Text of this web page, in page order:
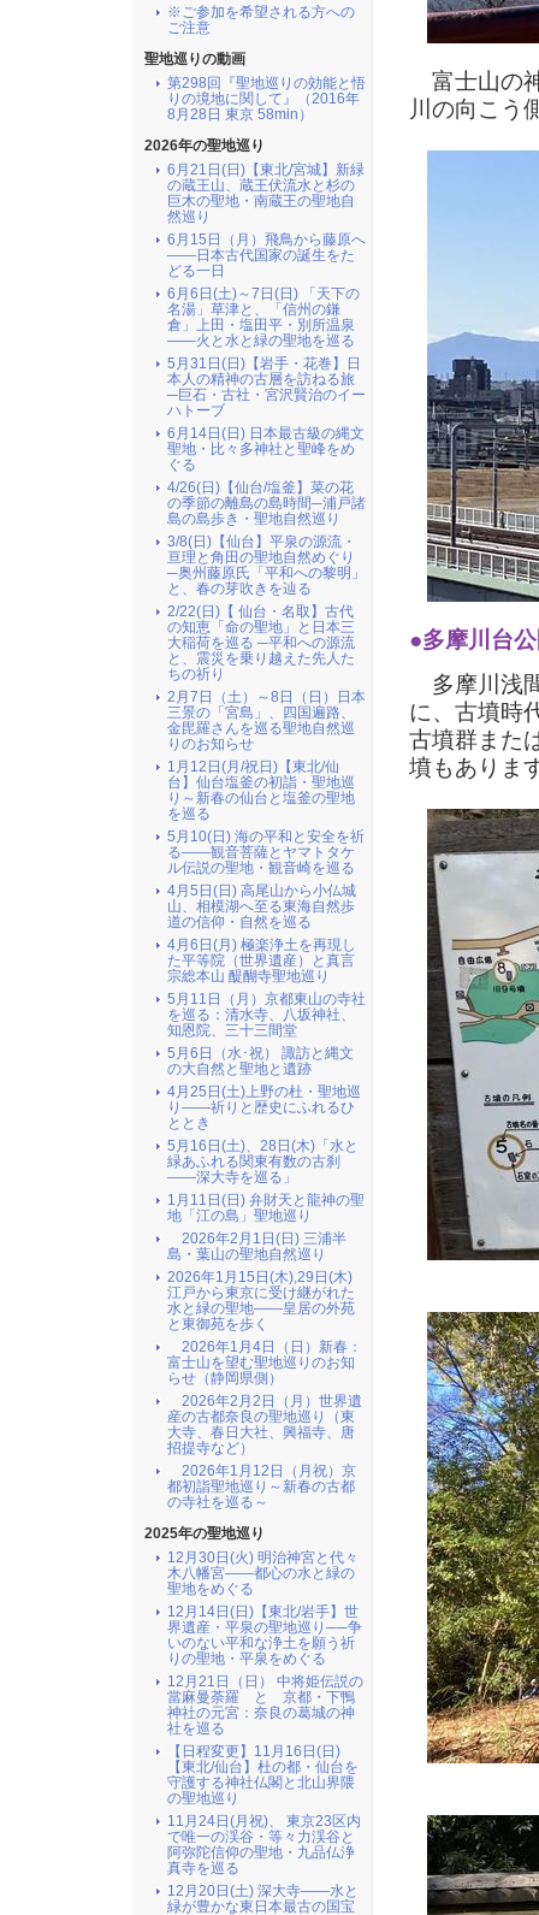
富士山の
川の向こう
●多摩川台
多摩川浅
に、古墳時
古墳群また
墳もありま
※ご参加を希望される方への
ご注意
聖地巡りの動画
第298回『聖地巡りの効能と悟
りの境地に関して』（2016年
8月28日 東京 58min）
2026年の聖地巡り
6月21日(日)【東北/宮城】新緑
の蔵王山、蔵王伏流水と杉の
巨木の聖地・南蔵王の聖地自
然巡り
6月15日（月）飛鳥から藤原へ
――日本古代国家の誕生をた
どる一日
6月6日(土)～7日(日) 「天下の
名湯」草津と、「信州の鎌
倉」上田・塩田平・別所温泉
――火と水と緑の聖地を巡る
5月31日(日)【岩手・花巻】日
本人の精神の古層を訪ねる旅
─巨石・古社・宮沢賢治のイー
ハトーブ
6月14日(日) 日本最古級の縄文
聖地・比々多神社と聖峰をめ
ぐる
4/26(日)【仙台/塩釜】菜の花
の季節の離島の島時間─浦戸諸
島の島歩き・聖地自然巡り
3/8(日)【仙台】平泉の源流・
亘理と角田の聖地自然めぐり
─奥州藤原氏「平和への黎明」
と、春の芽吹きを辿る
2/22(日)【 仙台・名取】古代
の知恵「命の聖地」と日本三
大稲荷を巡る ─平和への源流
と、震災を乗り越えた先人た
ちの祈り
2月7日（土）～8日（日）日本
三景の「宮島」、四国遍路、
金毘羅さんを巡る聖地自然巡
りのお知らせ
1月12日(月/祝日)【東北/仙
台】仙台塩釜の初詣・聖地巡
り～新春の仙台と塩釜の聖地
を巡る
5月10(日) 海の平和と安全を祈
る――観音菩薩とヤマトタケ
ル伝説の聖地・観音崎を巡る
4月5日(日) 高尾山から小仏城
山、相模湖へ至る東海自然歩
道の信仰・自然を巡る
4月6日(月) 極楽浄土を再現し
た平等院（世界遺産）と真言
宗総本山 醍醐寺聖地巡り
5月11日（月）京都東山の寺社
を巡る：清水寺、八坂神社、
知恩院、三十三間堂
5月6日（水･祝） 諏訪と縄文
の大自然と聖地と遺跡
4月25日(土)上野の杜・聖地巡
り――祈りと歴史にふれるひ
ととき
5月16日(土)、28日(木)「水と
緑あふれる関東有数の古刹
――深大寺を巡る」
1月11日(日) 弁財天と龍神の聖
地「江の島」聖地巡り
2026年2月1日(日) 三浦半
島・葉山の聖地自然巡り
2026年1月15日(木),29日(木)
江戸から東京に受け継がれた
水と緑の聖地――皇居の外苑
と東御苑を歩く
2026年1月4日（日）新春：
富士山を望む聖地巡りのお知
らせ（静岡県側）
2026年2月2日（月）世界遺
産の古都奈良の聖地巡り（東
大寺、春日大社、興福寺、唐
招提寺など）
2026年1月12日（月祝）京
都初詣聖地巡り～新春の古都
の寺社を巡る～
2025年の聖地巡り
12月30日(火) 明治神宮と代々
木八幡宮――都心の水と緑の
聖地をめぐる
12月14日(日)【東北/岩手】世
界遺産・平泉の聖地巡り──争
いのない平和な浄土を願う祈
りの聖地・平泉をめぐる
12月21日（日） 中将姫伝説の
當麻曼荼羅 と 京都・下鴨
神社の元宮：奈良の葛城の神
社を巡る
【日程変更】11月16日(日)
【東北/仙台】杜の都・仙台を
守護する神社仏閣と北山界隈
の聖地巡り
11月24日(月祝)、 東京23区内
で唯一の渓谷・等々力渓谷と
阿弥陀信仰の聖地・九品仏浄
真寺を巡る
12月20日(土) 深大寺――水と
緑が豊かな東日本最古の国宝